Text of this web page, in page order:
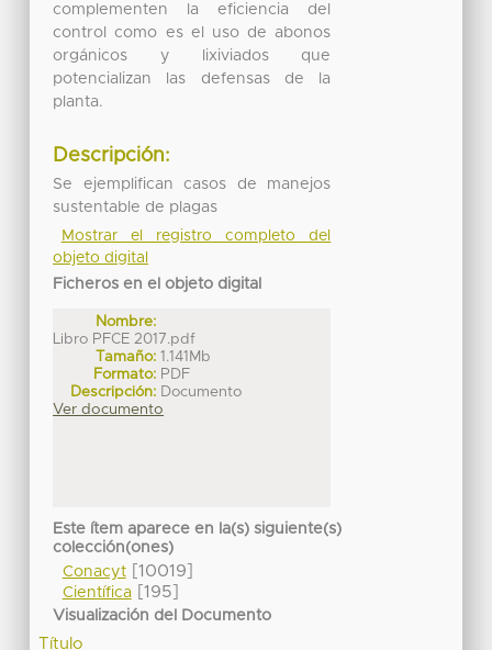
complementen la eficiencia del
control como es el uso de abonos
orgánicos y lixiviados que
potencializan las defensas de la
planta.
Descripción:
Se ejemplifican casos de manejos
sustentable de plagas
Mostrar el registro completo del
objeto digital
Ficheros en el objeto digital
Nombre:
Libro PFCE 2017.pdf
Tamaño: 1.141Mb
Formato: PDF
Descripción: Documento
Ver documento
Este ítem aparece en la(s) siguiente(s)
colección(ones)
Conacyt[10019]
Científica[195]
Visualización del Documento
Título